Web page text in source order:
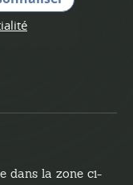
dans la zone ci-